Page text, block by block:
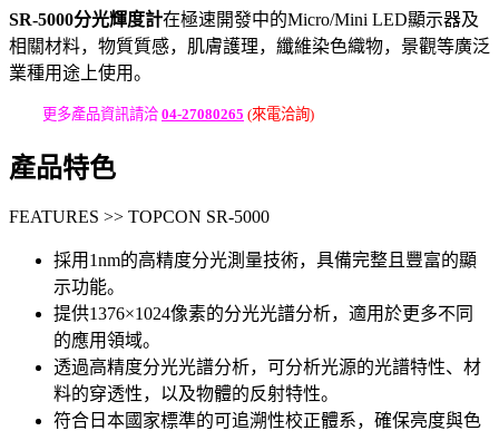
SR-5000分光輝度計在極速開發中的Micro/Mini LED顯示器及
相關材料，物質質感，肌膚護理，纖維染色織物，景觀等廣泛
業種用途上使用。
更多產品資訊請洽 04-27080265 (來電洽詢)
產品特色
FEATURES >> TOPCON SR-5000
採用1nm的高精度分光測量技術，具備完整且豐富的顯
示功能。
提供1376×1024像素的分光光譜分析，適用於更多不同
的應用領域。
透過高精度分光光譜分析，可分析光源的光譜特性、材
料的穿透性，以及物體的反射特性。
符合日本國家標準的可追溯性校正體系，確保亮度與色